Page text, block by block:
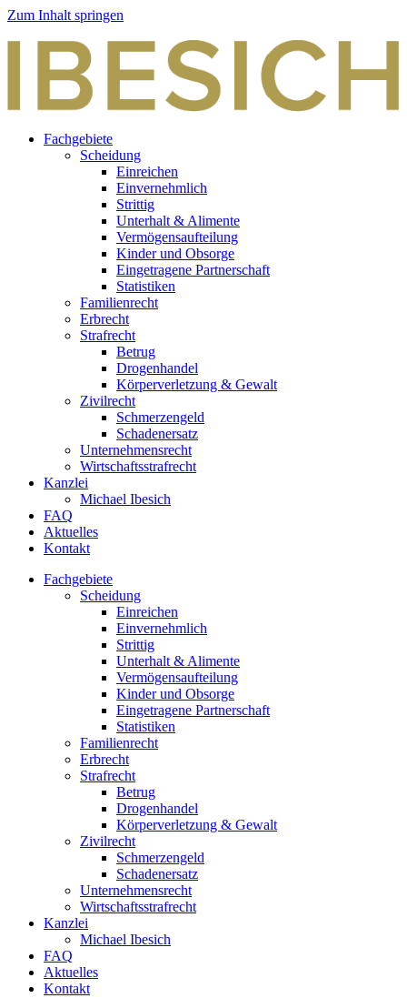
Zum Inhalt springen
Fachgebiete
Scheidung
Einreichen
Einvernehmlich
Strittig
Unterhalt & Alimente
Vermögensaufteilung
Kinder und Obsorge
Eingetragene Partnerschaft
Statistiken
Familienrecht
Erbrecht
Strafrecht
Betrug
Drogenhandel
Körperverletzung & Gewalt
Zivilrecht
Schmerzengeld
Schadenersatz
Unternehmensrecht
Wirtschaftsstrafrecht
Kanzlei
Michael Ibesich
FAQ
Aktuelles
Kontakt
Fachgebiete
Scheidung
Einreichen
Einvernehmlich
Strittig
Unterhalt & Alimente
Vermögensaufteilung
Kinder und Obsorge
Eingetragene Partnerschaft
Statistiken
Familienrecht
Erbrecht
Strafrecht
Betrug
Drogenhandel
Körperverletzung & Gewalt
Zivilrecht
Schmerzengeld
Schadenersatz
Unternehmensrecht
Wirtschaftsstrafrecht
Kanzlei
Michael Ibesich
FAQ
Aktuelles
Kontakt